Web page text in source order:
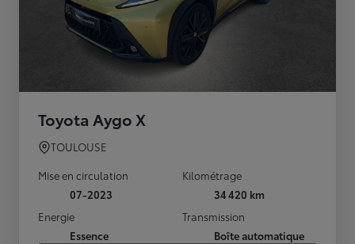
Toyota Aygo X
TOULOUSE
Mise en circulation
07-2023
Kilométrage
34 420 km
Energie
Essence
Transmission
Boîte automatique